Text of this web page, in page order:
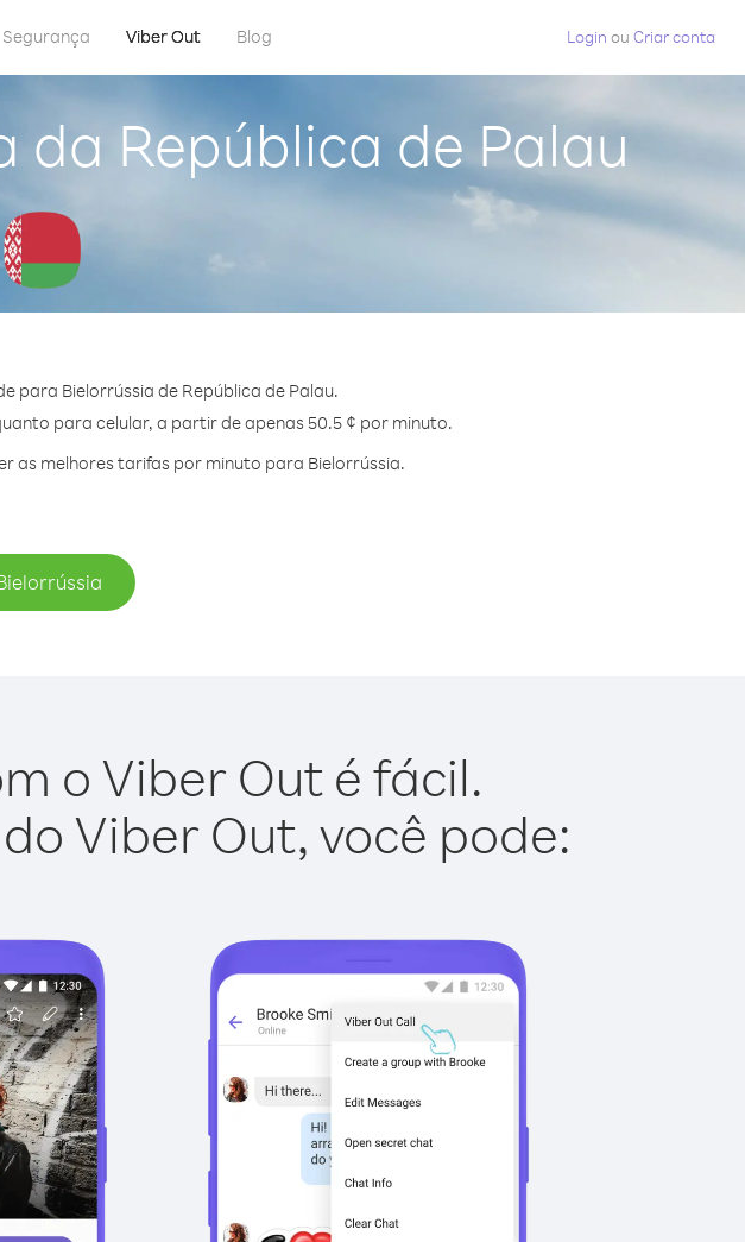
Segurança Viber Out Blog Login ou Criar conta
da República de Palau
para Bielorrússia de República de Palau.
para celular, a partir de apenas 50.5 ¢ por minuto.
as melhores tarifas por minuto para Bielorrússia.
o Viber Out é fácil.
Viber Out, você pode: